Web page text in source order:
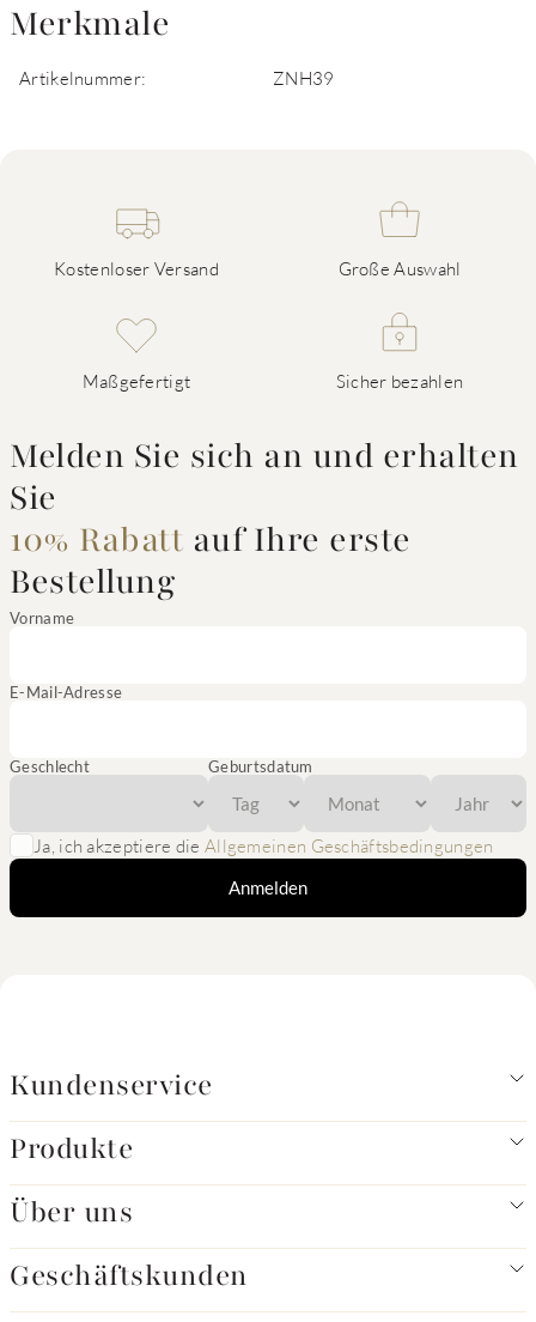
Merkmale
Artikelnummer: ZNH39
Kostenloser Versand Große Auswahl
Maßgefertigt Sicher bezahlen
Melden Sie sich an und erhalten
Sie
10% Rabatt auf Ihre erste
Bestellung
Vorname
E-Mail-Adresse
Geschlecht Geburtsdatum
Ja, ich akzeptiere die Allgemeinen Geschäftsbedingungen
Anmelden
Kundenservice
Produkte
Über uns
Geschäftskunden